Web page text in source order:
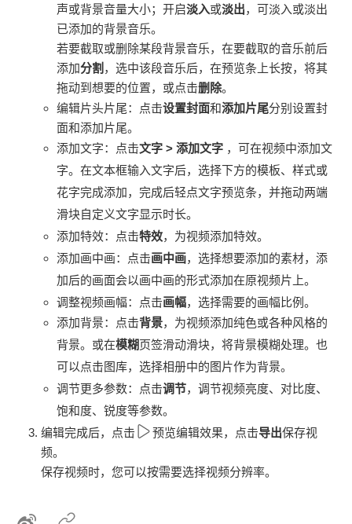
声或背景音量大小；开启淡入或淡出，可淡入或淡出
已添加的背景音乐。
若要截取或删除某段背景音乐，在要截取的音乐前后
添加分割 ，选中该段音乐后，在预览条上长按，将其
拖动到想要的位置，或点击删除。
编辑片头片尾：点击设置封面和添加片尾分别设置封
面和添加片尾。
添加文字：点击文字 >添加文字 ，可在视频中添加文
字。在文本框输入文字后，选择下方的模板、样式或
花字完成添加，完成后轻点文字预览条，并拖动两端
滑块自定义文字显示时长。
添加特效：点击特效，为视频添加特效。
添加画中画：点击画中画，选择想要添加的素材，添
加后的画面会以画中画的形式添加在原视频片上。
调整视频画幅：点击画幅，选择需要的画幅比例。
添加背景：点击背景，为视频添加纯色或各种风格的
背景。或在模糊页签滑动滑块，将背景模糊处理。也
可以点击图库，选择相册中的图片作为背景。
调节更多参数：点击调节，调节视频亮度、对比度、
饱和度、锐度等参数。
编辑完成后，点击
预览编辑效果，点击导出保存视
频。
保存视频时，您可以按需要选择视频分辨率。